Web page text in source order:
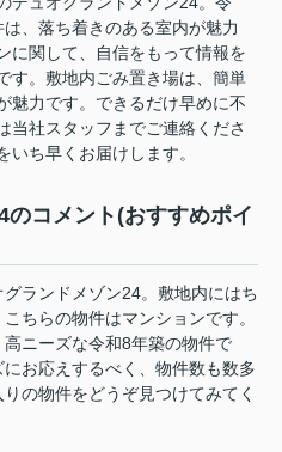
、落ち着きのある室内が魅力
に関して、自信をもって情報を
す。敷地内ごみ置き場は、簡単
魅力です。できるだけ早めに不
当社スタッフまでご連絡くださ
いち早くお届けします。
コメント(おすすめポイ
ランドメゾン24。敷地内にはち
ちらの物件はマンションです。
ニーズな令和8年築の物件で
お応えするべく、物件数も数多
の物件をどうぞ見つけてみてく